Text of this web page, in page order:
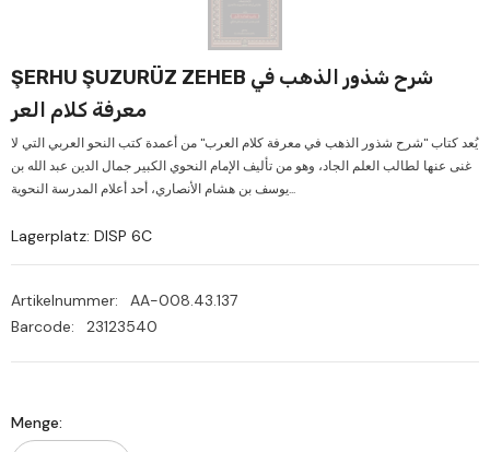
ŞERHU ŞUZURÜZ ZEHEB شرح شذور الذهب في
معرفة كلام العر
يُعد كتاب "شرح شذور الذهب في معرفة كلام العرب" من أعمدة كتب النحو العربي التي لا
غنى عنها لطالب العلم الجاد، وهو من تأليف الإمام النحوي الكبير جمال الدين عبد الله بن
يوسف بن هشام الأنصاري، أحد أعلام المدرسة النحوية...
Lagerplatz: DISP 6C
Artikelnummer:
AA-008.43.137
Barcode:
23123540
Menge: